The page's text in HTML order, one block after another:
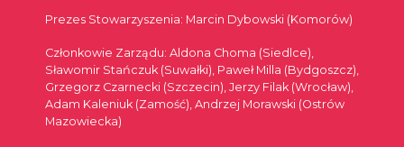
Prezes Stowarzyszenia: Marcin Dybowski (Komorów)
Członkowie Zarządu: Aldona Choma (Siedlce),
Sławomir Stańczuk (Suwałki), Paweł Milla (Bydgoszcz),
Grzegorz Czarnecki (Szczecin), Jerzy Filak (Wrocław),
Adam Kaleniuk (Zamość), Andrzej Morawski (Ostrów
Mazowiecka)